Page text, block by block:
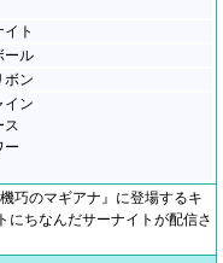
ト
ール
ボン
イン
ス
ー
巧のマギアナ』に登場するキ
にちなんだサーナイトが配信さ